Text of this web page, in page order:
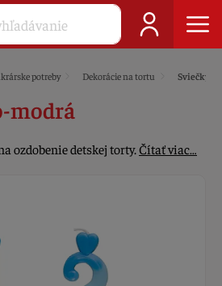
potreby Dekorácie na tortu Sviečky
modrá
ozdobenie detskej torty.Čítať viac…